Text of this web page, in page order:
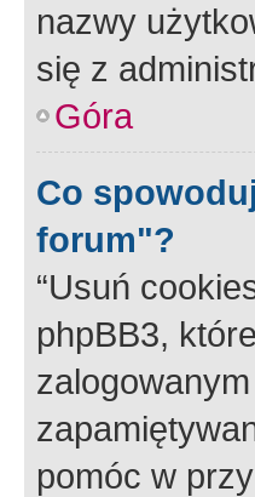
nazwy
się z
Góra
Co
forum"?
“Usuń
phpBB3,
pomóc w